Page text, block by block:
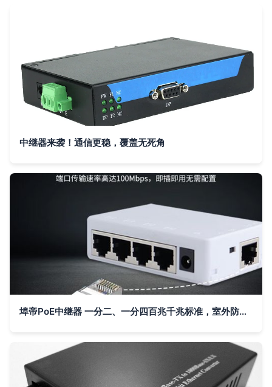
中继器来袭！通信更稳，覆盖无死角
埠帝PoE中继器 一分二、一分四百兆千兆标准，室外防水级联宝助力网络延伸